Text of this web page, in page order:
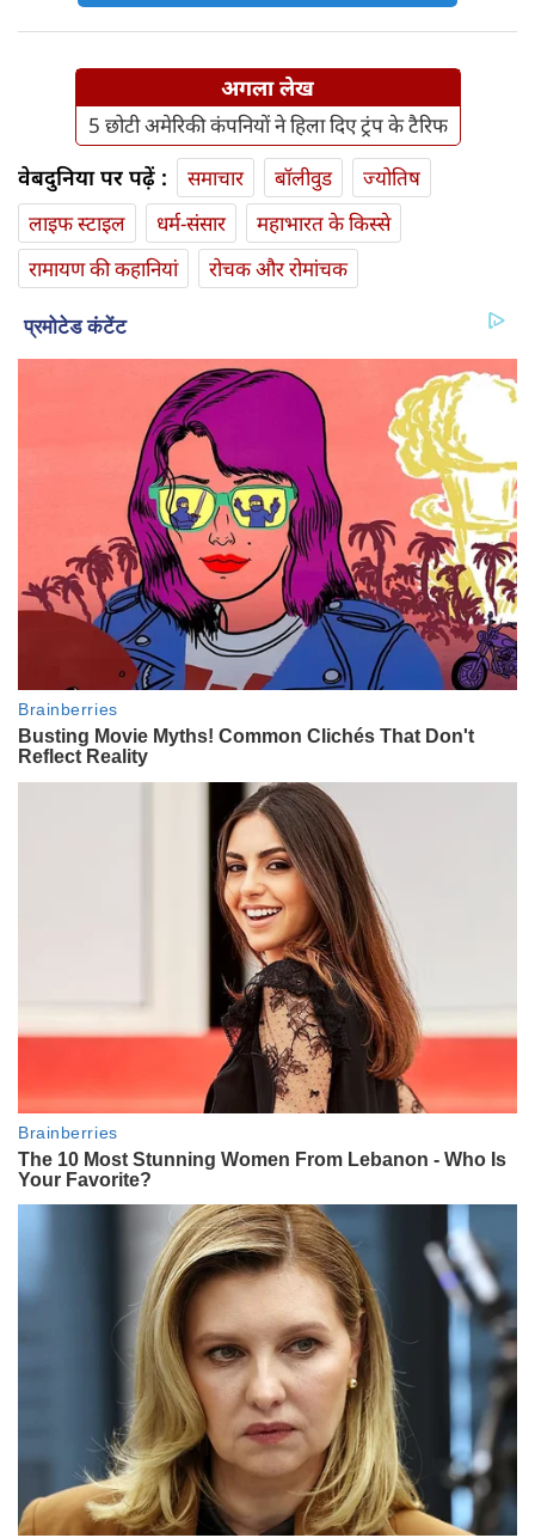
अगला लेख
5 छोटी अमेरिकी कंपनियों ने हिला दिए ट्रंप के टैरिफ
वेबदुनिया पर पढ़ें : समाचार बॉलीवुड
ज्योतिष
लाइफ स्‍टाइल
धर्म-संसार
महाभारत के किस्से
रामायण की कहानियां
रोचक और रोमांचक